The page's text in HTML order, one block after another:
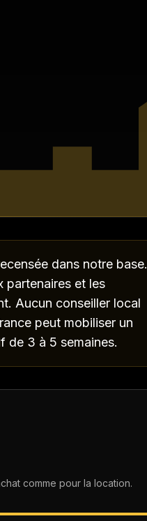
dans notre base.
et les
Aucun conseiller local
peut mobiliser un
de 3 à 5 semaines.
comme pour la location.